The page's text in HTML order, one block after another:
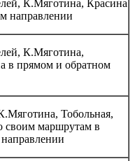
К.Мяготина, Красина
направлении
К.Мяготина,
в прямом и обратном
Тобольная,
своим маршрутам в